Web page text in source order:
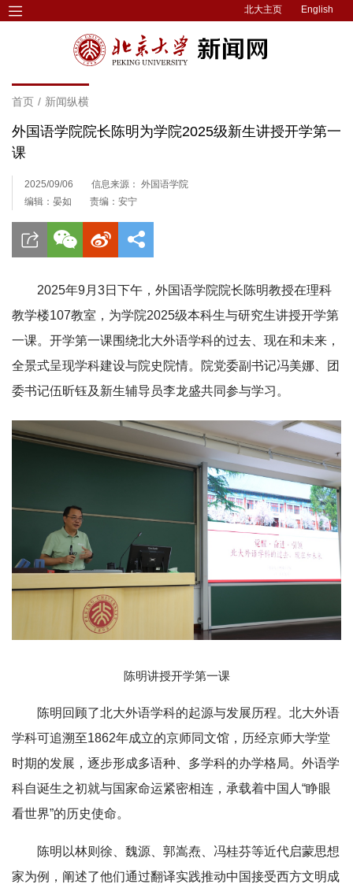
北大主页 English
首页 / 新闻纵横
外国语学院院长陈明为学院2025级新生讲授开学第一
课
2025/09/06
信息来源： 外国语学院
编辑：晏如
责编：安宁
2025年9月3日下午，外国语学院院长陈明教授在理科
教学楼107教室，为学院2025级本科生与研究生讲授开学第
一课。开学第一课围绕北大外语学科的过去、现在和未来，
全景式呈现学科建设与院史院情。院党委副书记冯美娜、团
委书记伍昕钰及新生辅导员李龙盛共同参与学习。
陈明讲授开学第一课
陈明回顾了北大外语学科的起源与发展历程。北大外语
学科可追溯至1862年成立的京师同文馆，历经京师大学堂
时期的发展，逐步形成多语种、多学科的办学格局。外语学
科自诞生之初就与国家命运紧密相连，承载着中国人“睁眼
看世界”的历史使命。
陈明以林则徐、魏源、郭嵩焘、冯桂芬等近代启蒙思想
家为例，阐述了他们通过翻译实践推动中国接受西方文明成